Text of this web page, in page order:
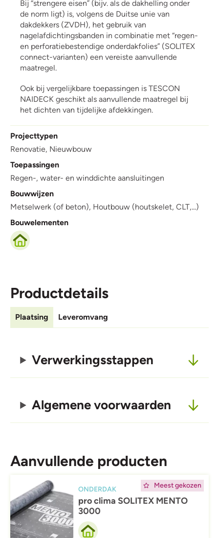
Bij “strengere eisen” (bijv. als de dakhelling onder
de norm ligt) is, volgens de Duitse unie van
dakdekkers (ZVDH), het gebruik van
nagelafdichtingsbanden in combinatie met “regen-
en perforatiebestendige onderdakfolies” (SOLITEX
connect-varianten) een vereiste aanvullende
maatregel.
Ook bij vergelijkbare toepassingen is TESCON
NAIDECK geschikt als aanvullende maatregel bij
het dichten van tijdelijke afdekkingen.
Projecttypen
Renovatie, Nieuwbouw
Toepassingen
Regen-, water- en winddichte aansluitingen
Bouwwijzen
Metselwerk (of beton), Houtbouw (houtskelet, CLT,...)
Bouwelementen
Productdetails
Plaatsing Leveromvang
Verwerkingsstappen
Algemene voorwaarden
Aanvullende producten
Meest gekozen
Afbeelding
ONDERDAK
pro clima SOLITEX MENTO
3000